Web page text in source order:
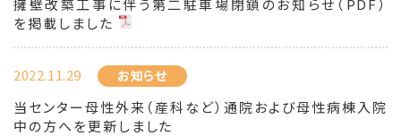
擁壁改築工事に伴う第二駐車場閉鎖のお知らせ（PDF）
を掲載しました
2022.11.29 お知らせ
当センター母性外来（産科など）通院および母性病棟入院
中の方へを更新しました